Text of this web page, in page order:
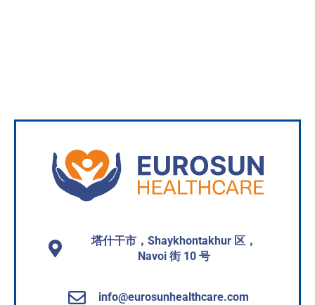
塔什干市，Shaykhontakhur 区，
Navoi 街 10 号
info@eurosunhealthcare.com